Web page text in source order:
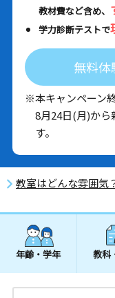
教材費など含め、
学力診断テストで
無料体
※本キャンペーン終
8月24日(月)から
す。
教室はどんな雰囲気
年齢・学年 教科